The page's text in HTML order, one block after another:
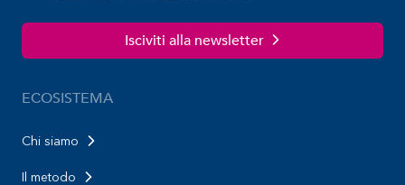
Isciviti alla newsletter
ECOSISTEMA
Chi siamo
Il metodo